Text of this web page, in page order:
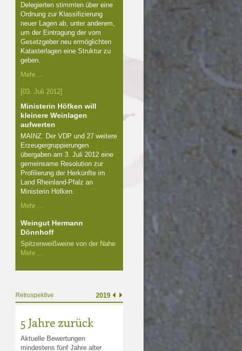
Delegierten stimmten über eine
Ordnung zur Klassifizierung
neuer Lagen ab, unter anderem,
um der Eintragung der vom
Gesetzgeber neu ermöglichten
Katasterlagen eine Struktur zu
geben.
Mehr ...
[03. Juli 2012]
Ministerin Höfken will
kleinere Weinlagen
aufwerten
MAINZ. Der VDP und 27 weitere
Erzeugergruppierungen
übergaben am 3. Juli 2012 eine
gemeinsame Resolution zur
Profilierung der Herkünfte im
Land Rheinland-Pfalz an
Ministerin Höfken.
Mehr ...
Weingut Hermann
Dönnhoff
Spitzenweißweine von der Nahe
Mehr ...
Retrospektive
5 Jahre zurück
Aktuelle Bewertungen
mindestens fünf Jahre alter
2019